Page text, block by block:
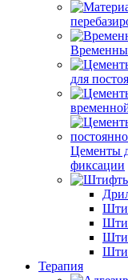
для
Цементы
фиксации
Терапия